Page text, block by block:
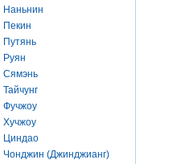
Наньнин
Пекин
Путянь
Руян
Сямэнь
Тайчунг
Фучжоу
Хучжоу
Циндао
Чонджин (Джинджианг)